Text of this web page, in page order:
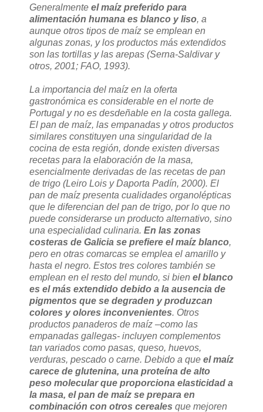
Generalmente el maíz preferido para
alimentación humana es blanco y liso, a
aunque otros tipos de maíz se emplean en
algunas zonas, y los productos más extendidos
son las tortillas y las arepas (Serna-Saldivar y
otros, 2001; FAO, 1993).
La importancia del maíz en la oferta
gastronómica es considerable en el norte de
Portugal y no es desdeñable en la costa gallega.
El pan de maíz, las empanadas y otros productos
similares constituyen una singularidad de la
cocina de esta región, donde existen diversas
recetas para la elaboración de la masa,
esencialmente derivadas de las recetas de pan
de trigo (Leiro Lois y Daporta Padín, 2000). El
pan de maíz presenta cualidades organolépticas
que le diferencian del pan de trigo, por lo que no
puede considerarse un producto alternativo, sino
una especialidad culinaria. En las zonas
costeras de Galicia se prefiere el maíz blanco,
pero en otras comarcas se emplea el amarillo y
hasta el negro. Estos tres colores también se
emplean en el resto del mundo, si bien el blanco
es el más extendido debido a la ausencia de
pigmentos que se degraden y produzcan
colores y olores inconvenientes. Otros
productos panaderos de maíz –como las
empanadas gallegas- incluyen complementos
tan variados como pasas, queso, huevos,
verduras, pescado o carne. Debido a que el maíz
carece de glutenina, una proteína de alto
peso molecular que proporciona elasticidad a
la masa, el pan de maíz se prepara en
combinación con otros cereales que mejoren